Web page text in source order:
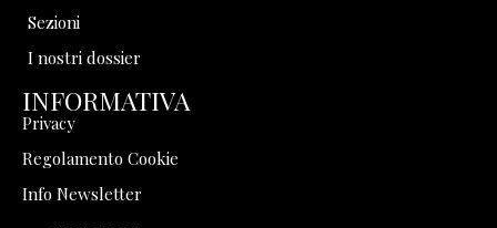
Sezioni
I nostri dossier
INFORMATIVA
Privacy
Regolamento Cookie
Info Newsletter